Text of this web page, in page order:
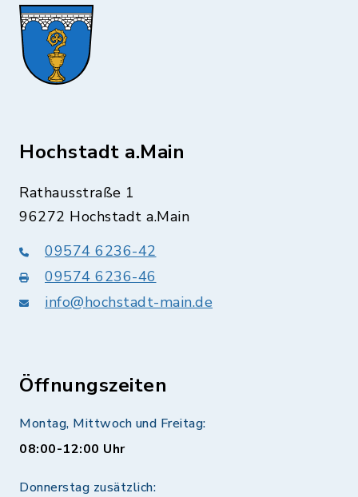
Hochstadt a.Main
Rathausstraße 1
96272 Hochstadt a.Main
09574 6236-42
09574 6236-46
info@hochstadt-main.de
Öffnungszeiten
Montag, Mittwoch und Freitag:
08:00-12:00 Uhr
Donnerstag zusätzlich: